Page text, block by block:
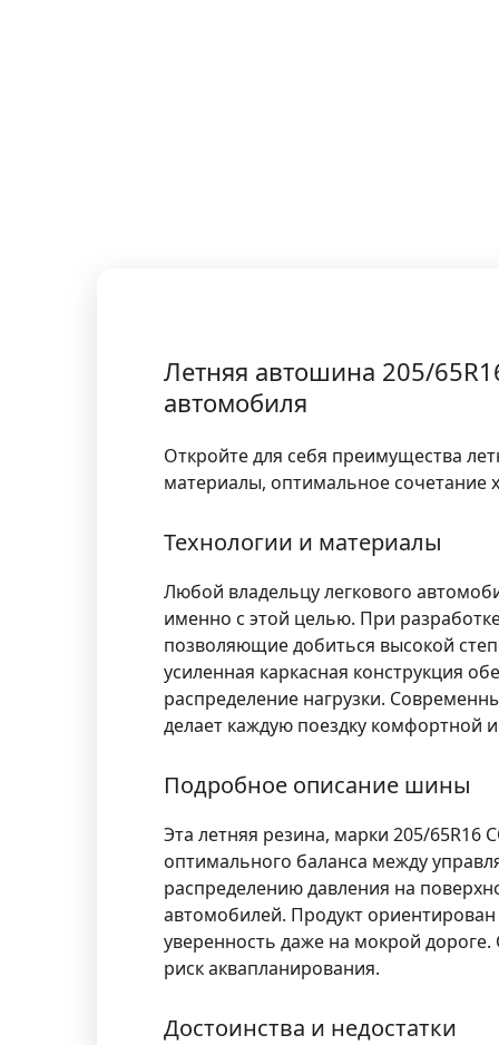
Летняя автошина 205/
автомобиля
Откройте для себя преимущества
материалы, оптимальное сочетание
Технологии и материалы
Любой владельцу легкового
именно с этой целью. При
позволяющие добиться высокой
усиленная каркасная конструкция
распределение нагрузки.
делает каждую поездку комфортной
Подробное описание шины
Эта летняя резина, марки 205/65R16
оптимального баланса между
распределению давления на
автомобилей. Продукт ориентирован
уверенность даже на мокрой
риск аквапланирования.
Достоинства и недостатки